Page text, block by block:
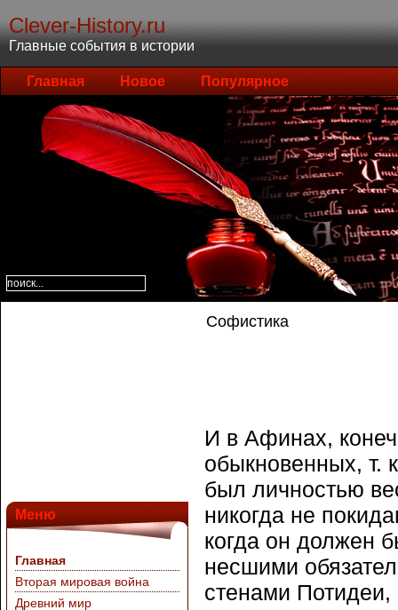
Clever-History.ru
Главные события в истории
Главная Новое Популярное
Меню
Главная
Вторая мировая война
Древний мир
Софистика
И в Афинах,
обыкновенных, т.
был личностью
никогда не
когда он должен
несшими
стенами